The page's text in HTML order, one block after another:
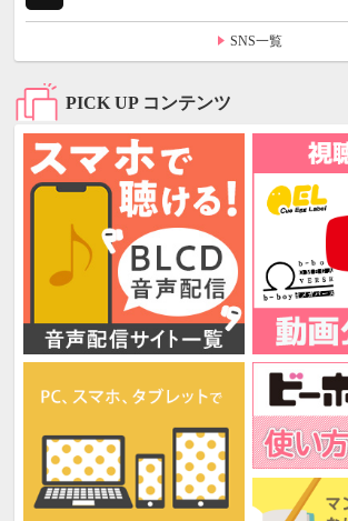
SNS一覧
PICK UP コンテンツ